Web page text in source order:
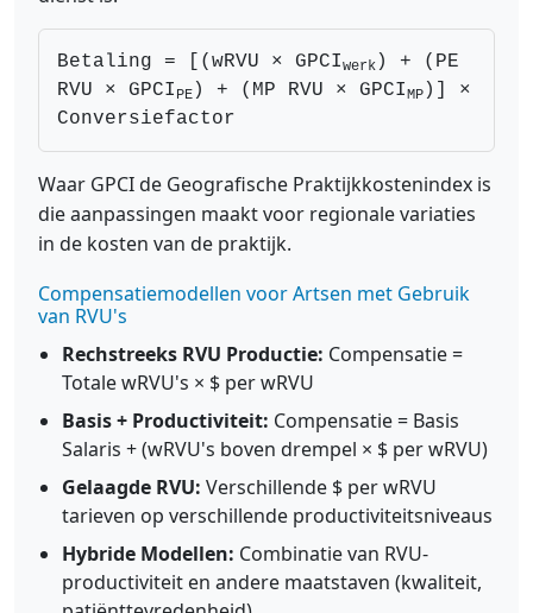
Betaling = [(wRVU × GPCIwerk ) + (PE
RVU × GPCI PE ) + (MP RVU × GPCIMP )] ×
Conversiefactor
Waar GPCI de Geografische Praktijkkostenindex is
die aanpassingen maakt voor regionale variaties
in de kosten van de praktijk.
Compensatiemodellen voor Artsen met Gebruik
van RVU's
Rechstreeks RVU Productie: Compensatie =
Totale wRVU's × $ per wRVU
Basis + Productiviteit: Compensatie = Basis
Salaris + (wRVU's boven drempel × $ per wRVU)
Gelaagde RVU: Verschillende $ per wRVU
tarieven op verschillende productiviteitsniveaus
Hybride Modellen: Combinatie van RVU-
productiviteit en andere maatstaven (kwaliteit,